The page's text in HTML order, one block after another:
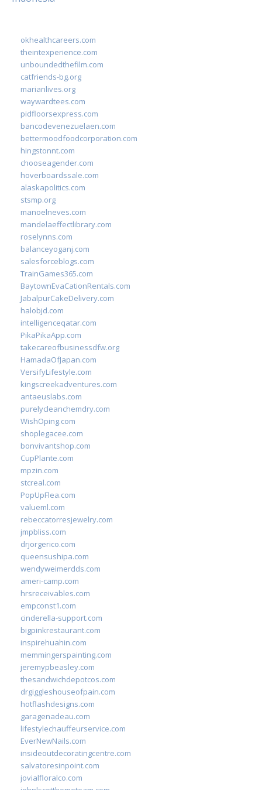
okhealthcareers.com
theintexperience.com
unboundedthefilm.com
catfriends-bg.org
marianlives.org
waywardtees.com
pidfloorsexpress.com
bancodevenezuelaen.com
bettermoodfoodcorporation.com
hingstonnt.com
chooseagender.com
hoverboardssale.com
alaskapolitics.com
stsmp.org
manoelneves.com
mandelaeffectlibrary.com
roselynns.com
balanceyoganj.com
salesforceblogs.com
TrainGames365.com
BaytownEvaCationRentals.com
JabalpurCakeDelivery.com
halobjd.com
intelligenceqatar.com
PikaPikaApp.com
takecareofbusinessdfw.org
HamadaOfJapan.com
VersifyLifestyle.com
kingscreekadventures.com
antaeuslabs.com
purelycleanchemdry.com
WishOping.com
shoplegacee.com
bonvivantshop.com
CupPlante.com
mpzin.com
stcreal.com
PopUpFlea.com
valueml.com
rebeccatorresjewelry.com
jmpbliss.com
drjorgerico.com
queensushipa.com
wendyweimerdds.com
ameri-camp.com
hrsreceivables.com
empconst1.com
cinderella-support.com
bigpinkrestaurant.com
inspirehuahin.com
memmingerspainting.com
jeremypbeasley.com
thesandwichdepotcos.com
drgiggleshouseofpain.com
hotflashdesigns.com
garagenadeau.com
lifestylechauffeurservice.com
EverNewNails.com
insideoutdecoratingcentre.com
salvatoresinpoint.com
jovialfloralco.com